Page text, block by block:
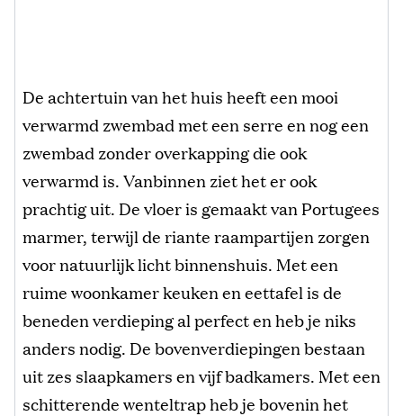
De achtertuin van het huis heeft een mooi
verwarmd zwembad met een serre en nog een
zwembad zonder overkapping die ook
verwarmd is. Vanbinnen ziet het er ook
prachtig uit. De vloer is gemaakt van Portugees
marmer, terwijl de riante raampartijen zorgen
voor natuurlijk licht binnenshuis. Met een
ruime woonkamer keuken en eettafel is de
beneden verdieping al perfect en heb je niks
anders nodig. De bovenverdiepingen bestaan
uit zes slaapkamers en vijf badkamers. Met een
schitterende wenteltrap heb je bovenin het